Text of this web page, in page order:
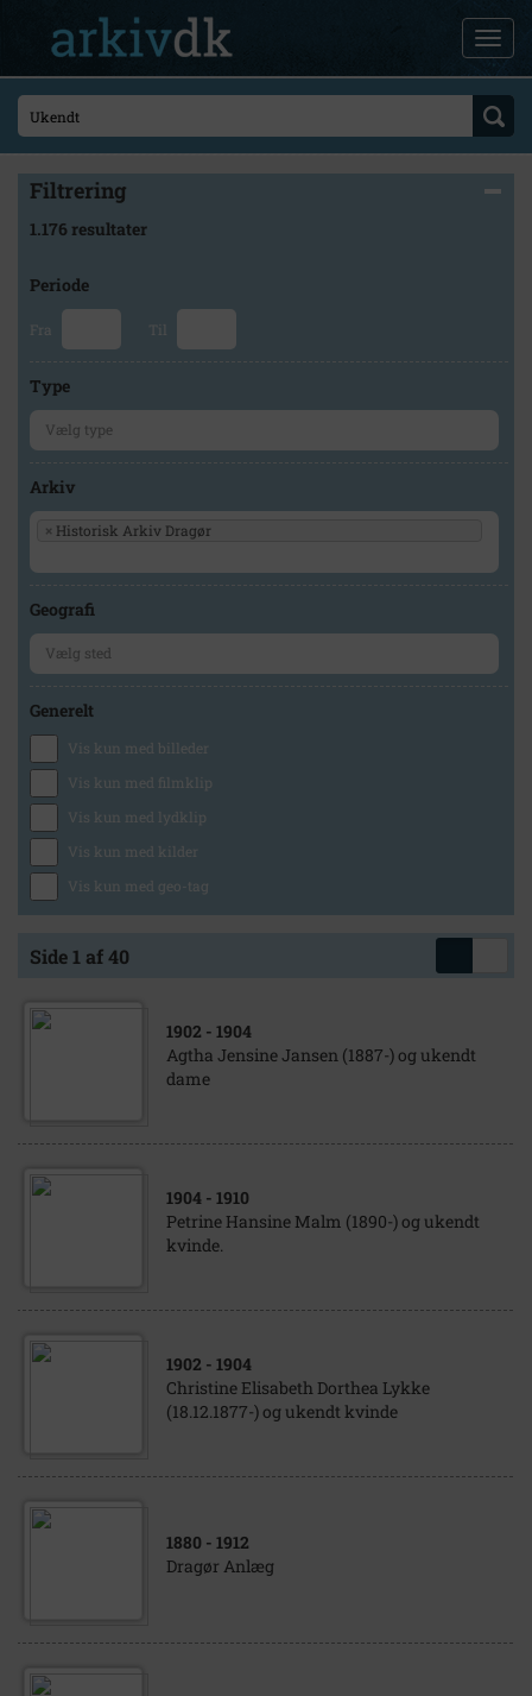
Filtrering
1.176 resultater
Periode
Fra Til
Type
Arkiv
× Historisk Arkiv Dragør
Geografi
Generelt
Vis kun med billeder
Vis kun med filmklip
Vis kun med lydklip
Vis kun med kilder
Vis kun med geo-tag
Side 1 af 40
1902 - 1904
Agtha Jensine Jansen (1887-) og ukendt
dame
1904 - 1910
Petrine Hansine Malm (1890-) og ukendt
kvinde.
1902 - 1904
Christine Elisabeth Dorthea Lykke
(18.12.1877-) og ukendt kvinde
1880 - 1912
Dragør Anlæg